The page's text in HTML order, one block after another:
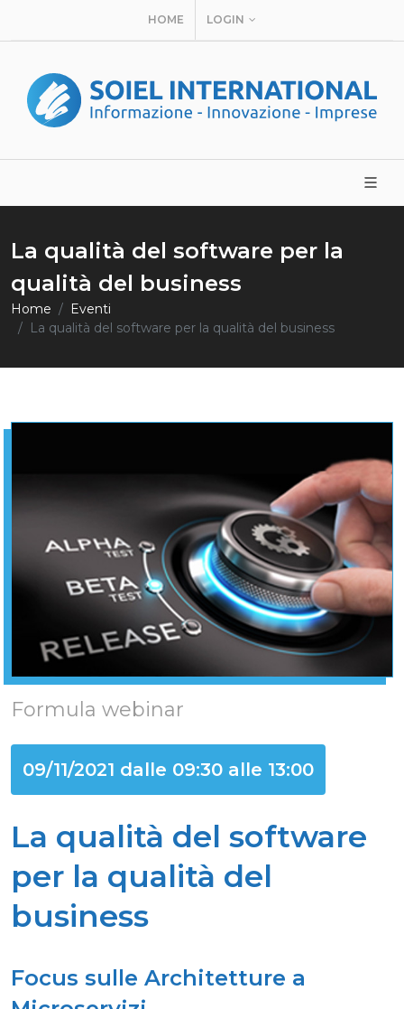
HOME LOGIN
La qualità del software per la
qualità del business
Home
Eventi
La qualità del software per la qualità del business
Formula webinar
09/11/2021 dalle 09:30 alle 13:00
La qualità del software
per la qualità del
business
Focus sulle Architetture a